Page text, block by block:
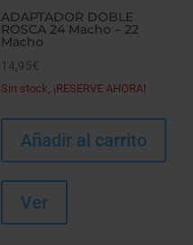
ADAPTADOR DOBLE
ROSCA 24 Macho – 22
Macho
14,95€
Sin stock, ¡RESERVE AHORA!
Añadir al carrito
Ver